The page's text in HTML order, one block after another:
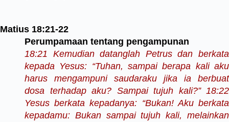
Matius 18:21-22
Perumpamaan tentang pengampunan
18:21 Kemudian datanglah Petrus dan berkata
kepada Yesus: “Tuhan, sampai berapa kali aku
harus mengampuni saudaraku jika ia berbuat
dosa terhadap aku? Sampai tujuh kali?” 18:22
Yesus berkata kepadanya: “Bukan! Aku berkata
kepadamu: Bukan sampai tujuh kali, melainkan